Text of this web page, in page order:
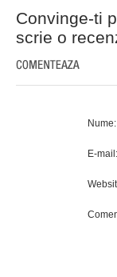
Convinge-ti
scrie o
Nume:
E-mail: